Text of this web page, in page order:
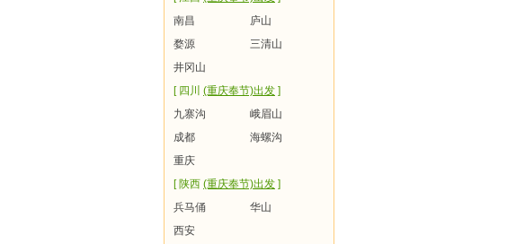
南昌
庐山
婺源
三清山
井冈山
[ 四川 (重庆奉节)出发 ]
九寨沟
峨眉山
成都
海螺沟
重庆
[ 陕西 (重庆奉节)出发 ]
兵马俑
华山
西安